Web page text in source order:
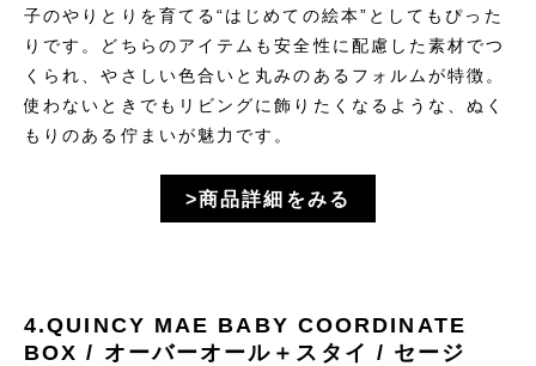
子のやりとりを育てる“はじめての絵本”としてもぴった
りです。どちらのアイテムも安全性に配慮した素材でつ
くられ、やさしい色合いと丸みのあるフォルムが特徴。
使わないときでもリビングに飾りたくなるような、ぬく
もりのある佇まいが魅力です。
>商品詳細をみる
4.QUINCY MAE BABY COORDINATE
BOX / オーバーオール＋スタイ / セージ